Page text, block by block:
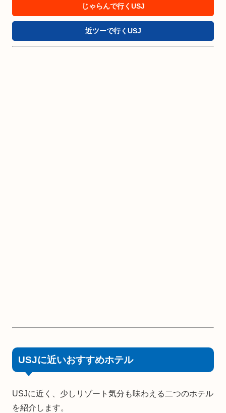
じゃらんで行くUSJ
近ツーで行くUSJ
USJに近いおすすめホテル
USJに近く、少しリゾート気分も味わえる二つのホテル
を紹介します。